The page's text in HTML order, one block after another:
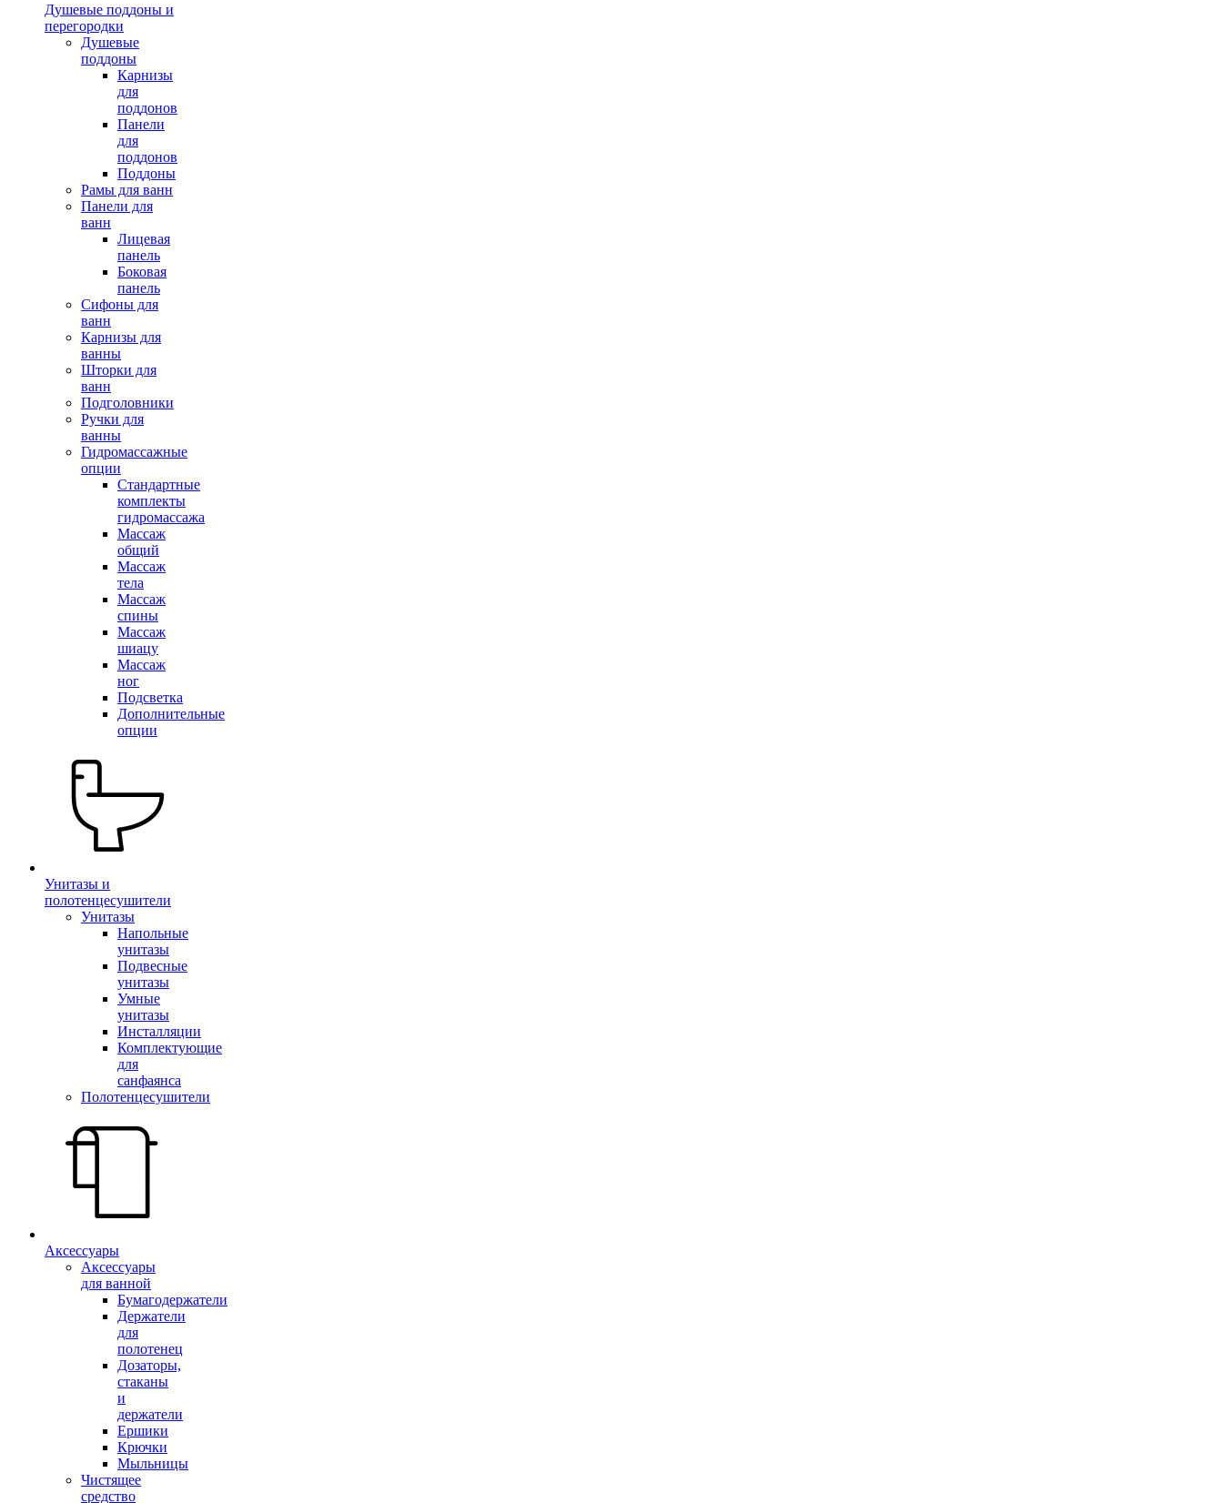
Душевые поддоны и
перегородки
Душевые
поддоны
Карнизы
для
поддонов
Панели
для
поддонов
Поддоны
Рамы для ванн
Панели для
ванн
Лицевая
панель
Боковая
панель
Сифоны для
ванн
Карнизы для
ванны
Шторки для
ванн
Подголовники
Ручки для
ванны
Гидромассажные
опции
Стандартные
комплекты
гидромассажа
Массаж
общий
Массаж
тела
Массаж
спины
Массаж
шиацу
Массаж
ног
Подсветка
Дополнительные
опции
Унитазы и
полотенцесушители
Унитазы
Напольные
унитазы
Подвесные
унитазы
Умные
унитазы
Инсталляции
Комплектующие
для
санфаянса
Полотенцесушители
Аксессуары
Аксессуары
для ванной
Бумагодержатели
Держатели
для
полотенец
Дозаторы,
стаканы
и
держатели
Ершики
Крючки
Мыльницы
Чистящее
средство